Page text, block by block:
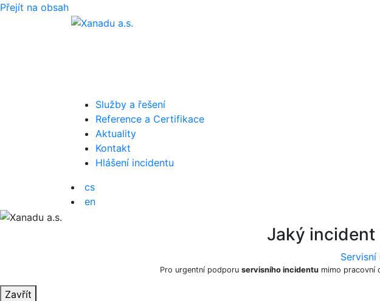
Přejít na obsah
Služby a řešení
Reference a Certifikace
Aktuality
Kontakt
Hlášení incidentu
cs
en
Jaký incident
Pro urgentní podporu servisního incidentu mimo pracovní
Zavřít